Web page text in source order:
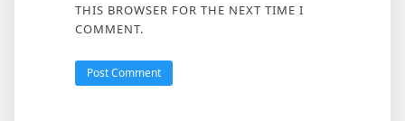
THIS BROWSER FOR THE NEXT TIME I
COMMENT.